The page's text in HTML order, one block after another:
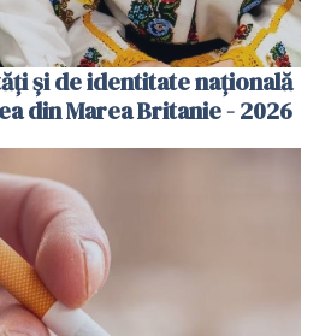
și de identitate națională
din Marea Britanie - 2026